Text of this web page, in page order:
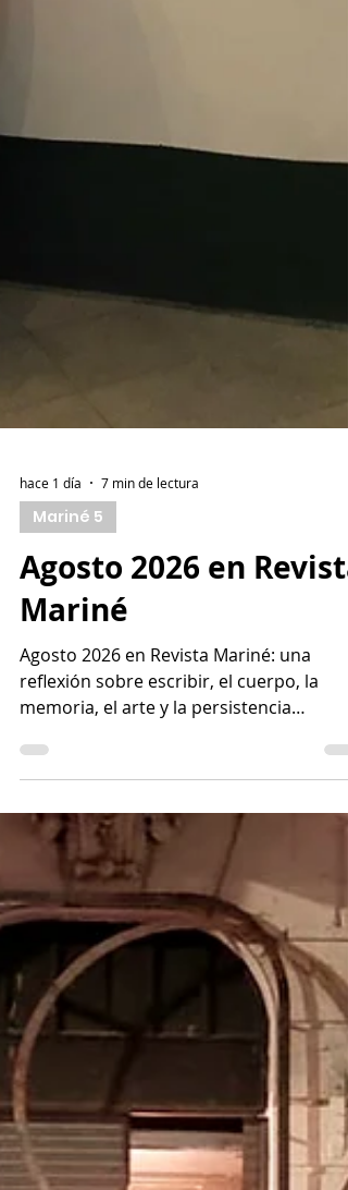
hace 1 día 7 min de lectura
Agosto 2026 en Revista
Mariné
Agosto 2026 en Revista Mariné: una
reflexión sobre escribir, el cuerpo, la
memoria, el arte y la persistencia